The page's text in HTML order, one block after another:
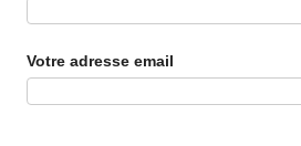
Votre adresse email